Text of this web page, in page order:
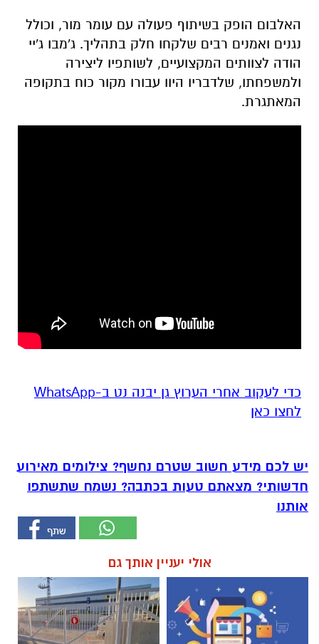
האלבום הופק בשיתוף פעולה עם עומר מור, וכולל
נגנים ואמנים רבים שלקחו חלק בתהליך. ג'מבו ג'יי
הודה לצוותים המקצועיים, לשותפיו ליצירה
ולמשפחתו, שלדבריו היוו עבורו מקור כוח בתקופה
המאתגרת.
‏כדי לעקוב אחרי הערוץ גן יבנה נט ב-WhatsApp
לחצו כאן
יש לכם מידע חשוב שטרם נחשף? צילומים מאירוע
חדשותי? מצאתם טעות בכתבה? נשמח שתשתפו
אותנו
אולי יעניין אותך גם